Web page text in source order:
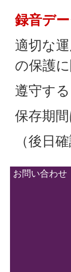
録音デ
適切な
の保護
遵守す
保存期
（後日
お問い合わせ